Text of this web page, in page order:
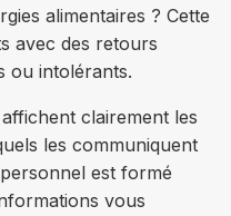
alimentaires ? Cette
avec des retours
ou intolérants.
clairement les
les communiquent
est formé
vous